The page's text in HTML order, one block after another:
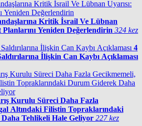
Kritik İsrail Ve Lübnan
Planlarını Yeniden Değerlendirin 324 kez
4
İlişkin Can Kaybı Açıklaması
Kurulu Süreci Daha Fazla
Altındaki Filistin Topraklarındaki
Tehlikeli Hale Geliyor 227 kez